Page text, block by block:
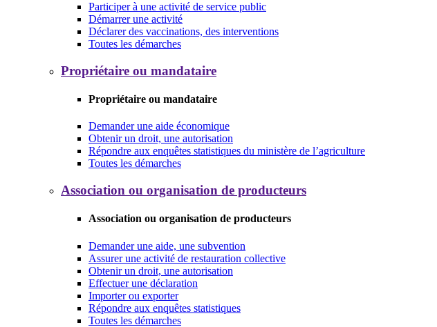
Participer à une activité de service public
Démarrer une activité
Déclarer des vaccinations, des interventions
Toutes les démarches
Propriétaire ou mandataire
Propriétaire ou mandataire
Demander une aide économique
Obtenir un droit, une autorisation
Répondre aux enquêtes statistiques du ministère de l’agriculture
Toutes les démarches
Association ou organisation de producteurs
Association ou organisation de producteurs
Demander une aide, une subvention
Assurer une activité de restauration collective
Obtenir un droit, une autorisation
Effectuer une déclaration
Importer ou exporter
Répondre aux enquêtes statistiques
Toutes les démarches